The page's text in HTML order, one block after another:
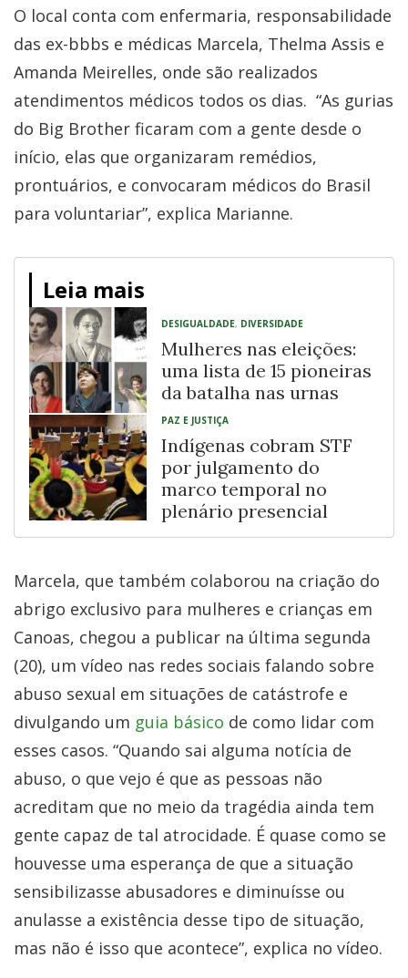
O local conta com enfermaria, responsabilidade
das ex-bbbs e médicas Marcela, Thelma Assis e
Amanda Meirelles, onde são realizados
atendimentos médicos todos os dias. “As gurias
do Big Brother ficaram com a gente desde o
início, elas que organizaram remédios,
prontuários, e convocaram médicos do Brasil
para voluntariar”, explica Marianne.
Leia mais
DESIGUALDADE, DIVERSIDADE
Mulheres nas eleições:
uma lista de 15 pioneiras
da batalha nas urnas
PAZ E JUSTIÇA
Indígenas cobram STF
por julgamento do
marco temporal no
plenário presencial
Marcela, que também colaborou na criação do
abrigo exclusivo para mulheres e crianças em
Canoas, chegou a publicar na última segunda
(20), um vídeo nas redes sociais falando sobre
abuso sexual em situações de catástrofe e
divulgando um guia básico de como lidar com
esses casos. “Quando sai alguma notícia de
abuso, o que vejo é que as pessoas não
acreditam que no meio da tragédia ainda tem
gente capaz de tal atrocidade. É quase como se
houvesse uma esperança de que a situação
sensibilizasse abusadores e diminuísse ou
anulasse a existência desse tipo de situação,
mas não é isso que acontece”, explica no vídeo.